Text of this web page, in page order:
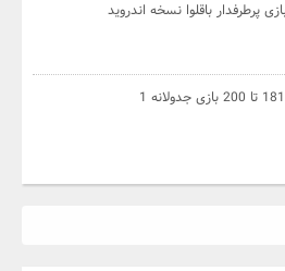
پرطرفدار باقلوا نسخه اندروید